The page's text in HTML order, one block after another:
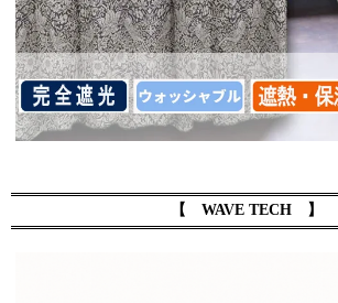
【 WAVE TECH 】